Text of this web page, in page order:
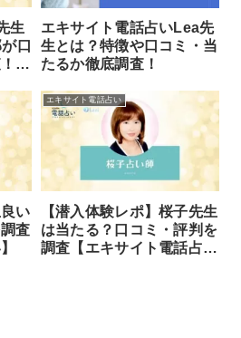
生
口
的
エキサイト電話占いLea先
生とは？特徴や口コミ・当
たるか徹底調査！
い
査
エキサイト電話占い
【潜入体験レポ】桜子先生
は当たる？口コミ・評判を
調査【エキサイト電話占